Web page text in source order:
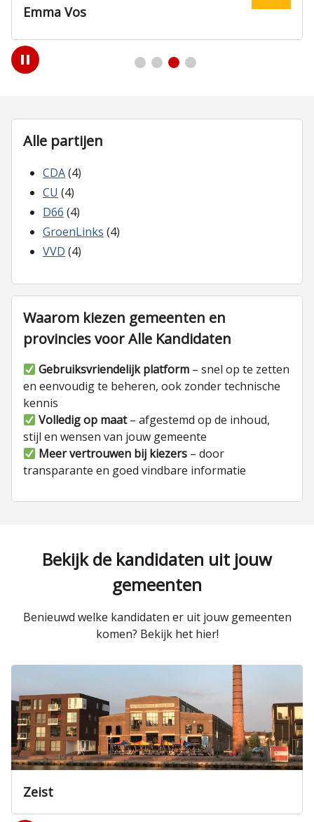
Sofie Bakker
Play
/
Alle partijen
CDA(4)
CU (4)
D66 (4)
GroenLinks (4)
VVD (4)
Waarom kiezen gemeenten en
provincies voor Alle Kandidaten
Gebruiksvriendelijk platform – snel op te zetten
en eenvoudig te beheren, ook zonder technische
kennis
Volledig op maat– afgestemd op de inhoud,
stijl en wensen van jouw gemeente
Meer vertrouwen bij kiezers – door
transparante en goed vindbare informatie
Bekijk de kandidaten uit jouw
gemeenten
Benieuwd welke kandidaten er uit jouw gemeenten
komen? Bekijk het hier!
Nieuwegein